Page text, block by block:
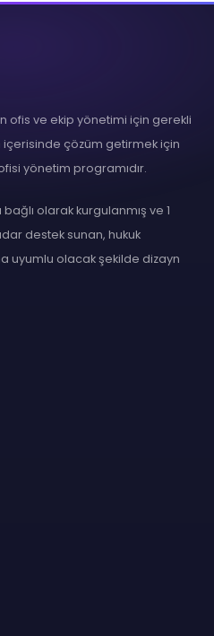
ofis ve ekip yönetimi için gerekli
içerisinde çözüm getirmek için
yönetim programıdır.
bağlı olarak kurgulanmış ve 1
destek sunan, hukuk
uyumlu olacak şekilde dizayn